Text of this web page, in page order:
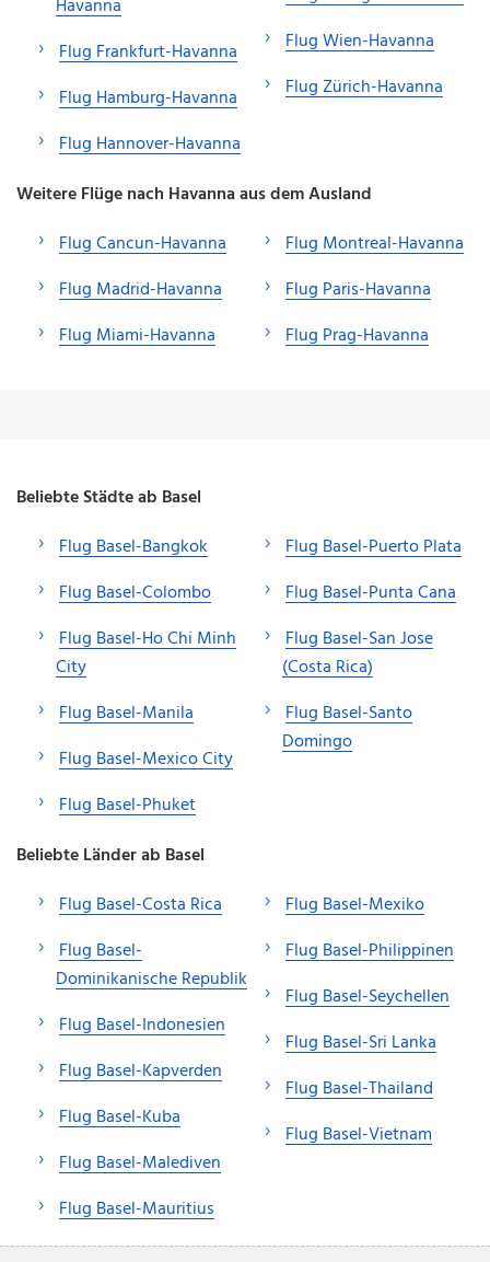
Havanna
Flug Frankfurt-Havanna
Flug Hamburg-Havanna
Flug Hannover-Havanna
Flug Wien-Havanna
Flug Zürich-Havanna
Weitere Flüge nach Havanna aus dem Ausland
Flug Cancun-Havanna
Flug Madrid-Havanna
Flug Miami-Havanna
Flug Montreal-Havanna
Flug Paris-Havanna
Flug Prag-Havanna
Beliebte Städte ab Basel
Flug Basel-Bangkok
Flug Basel-Colombo
Flug Basel-Ho Chi Minh
City
Flug Basel-Manila
Flug Basel-Mexico City
Flug Basel-Phuket
Flug Basel-Puerto Plata
Flug Basel-Punta Cana
Flug Basel-San Jose
(Costa Rica)
Flug Basel-Santo
Domingo
Beliebte Länder ab Basel
Flug Basel-Costa Rica
Flug Basel-
Dominikanische Republik
Flug Basel-Indonesien
Flug Basel-Kapverden
Flug Basel-Kuba
Flug Basel-Malediven
Flug Basel-Mauritius
Flug Basel-Mexiko
Flug Basel-Philippinen
Flug Basel-Seychellen
Flug Basel-Sri Lanka
Flug Basel-Thailand
Flug Basel-Vietnam